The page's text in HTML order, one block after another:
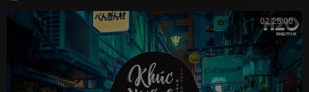
02:25:00